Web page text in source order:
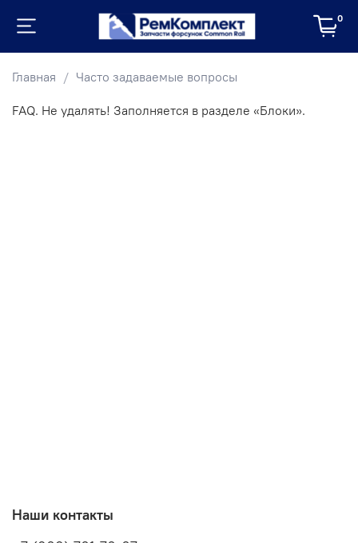
0
Главная Часто задаваемые вопросы
FAQ. Не удалять! Заполняется в разделе «Блоки».
Наши контакты